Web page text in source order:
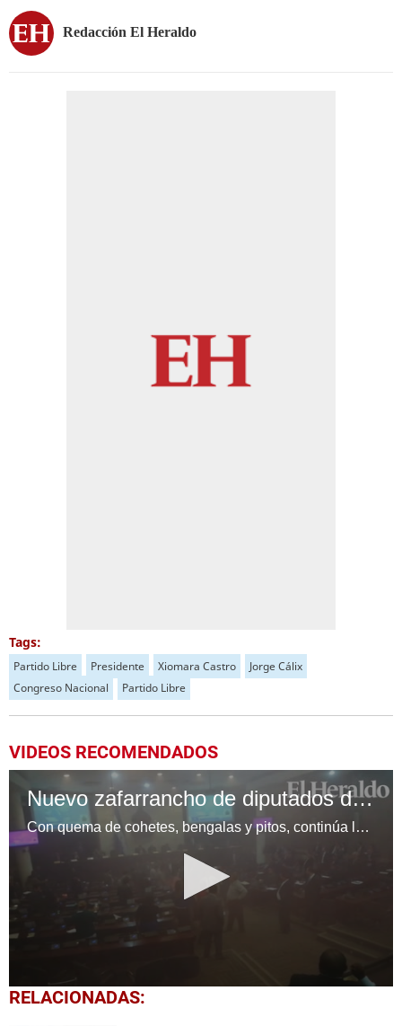
Redacción El Heraldo
Tags:
Partido Libre Presidente Xiomara Castro
Jorge Cálix
Congreso Nacional
Partido Libre
VIDEOS RECOMENDADOS
Nuevo zafarrancho de diputados de Libre en el Congreso Nacional
Con quema de cohetes, bengalas y pitos, continúa la insurrección legislativa por parte de los diputados de Libre.
0
seconds
RELACIONADAS: